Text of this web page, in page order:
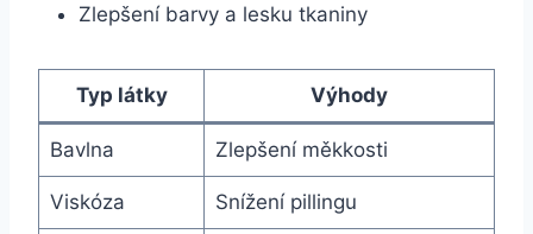
Zlepšení barvy ‍a lesku tkaniny
Typ látky Výhody
Bavlna Zlepšení měkkosti
Viskóza Snížení pillingu